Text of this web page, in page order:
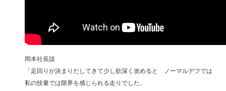
岡本社長談
「足回りが決まりだしてきて少し欲深く攻めると ノーマルデフでは
私の技量では限界を感じられる走りでした。